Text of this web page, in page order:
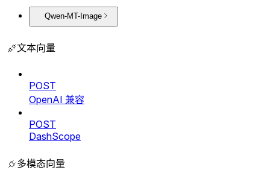
Qwen-MT-Image
文本向量
POST
OpenAI 兼容
POST
DashScope
多模态向量